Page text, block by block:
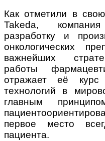
Как отметили в
Takeda,
разработку и
онкологических
важнейших
работы
отражает её
технологий в
главным
первое место
пациента.